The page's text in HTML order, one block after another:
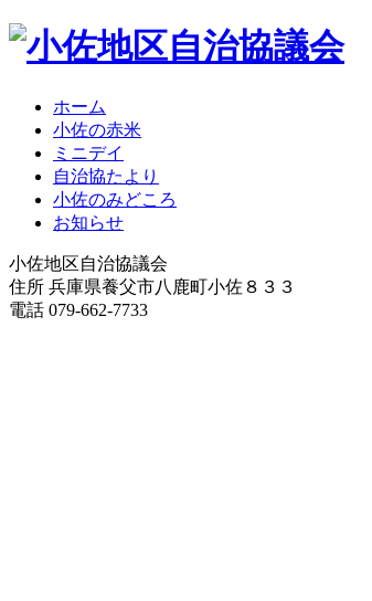
ホーム
小佐の赤米
ミニデイ
自治協たより
小佐のみどころ
お知らせ
小佐地区自治協議会
住所 兵庫県養父市八鹿町小佐８３３
電話 079-662-7733